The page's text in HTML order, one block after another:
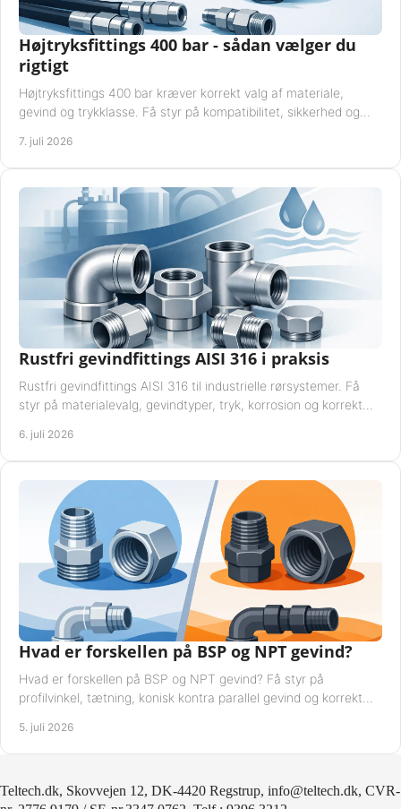
Højtryksfittings 400 bar - sådan vælger du
rigtigt
Højtryksfittings 400 bar kræver korrekt valg af materiale,
gevind og trykklasse. Få styr på kompatibilitet, sikkerhed og
7. juli 2026
Rustfri gevindfittings AISI 316 i praksis
Rustfri gevindfittings AISI 316 til industrielle rørsystemer. Få
styr på materialevalg, gevindtyper, tryk, korrosion og korrekt
6. juli 2026
Hvad er forskellen på BSP og NPT gevind?
Hvad er forskellen på BSP og NPT gevind? Få styr på
profilvinkel, tætning, konisk kontra parallel gevind og korrekt
5. juli 2026
Teltech.dk, Skovvejen 12, DK-4420 Regstrup, info@teltech.dk, CVR-